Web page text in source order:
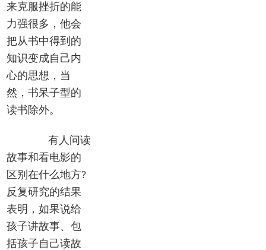
来克服挫折的能
力强很多，他会
把从书中得到的
知识变成自己内
心的思想，当
然，书呆子型的
读书除外。
有人问读
故事和看电影的
区别在什么地方?
反复研究的结果
表明，如果说给
孩子讲故事、包
括孩子自己读故